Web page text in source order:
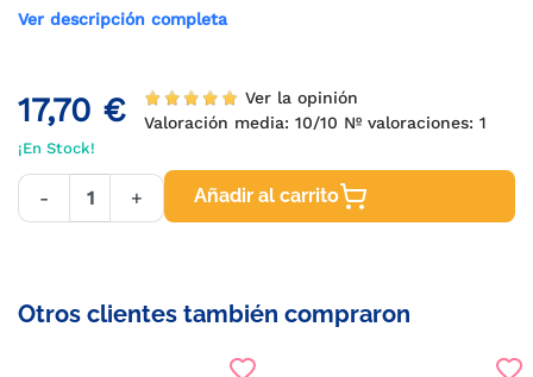
Ver descripción completa
17,70 €
Ver la opinión
Valoración media: 10/10 Nº valoraciones: 1
¡En Stock!
- + Añadir al carrito
Otros clientes también compraron